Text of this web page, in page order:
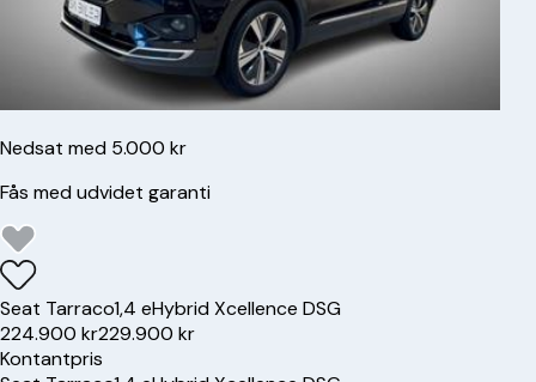
Nedsat med 5.000 kr
Fås med udvidet garanti
Seat Tarraco1,4 eHybrid Xcellence DSG
224.900 kr229.900 kr
Kontantpris